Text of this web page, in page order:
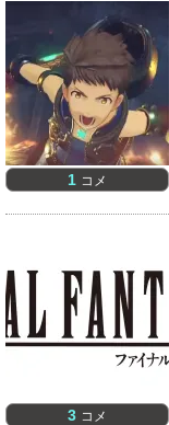
1 コメ
3 コメ